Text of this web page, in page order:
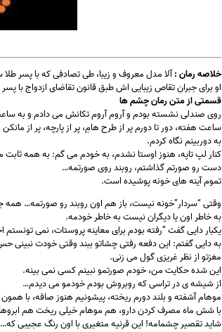
خلاصه رمان :آلا مدل معروف و زیبا، طی تصادفی که با پسر
او برای جبران تقاص زیبایی اش طبق قانون تقاضای ازدواج با پسر
قسمتی از متن رمان چشم ها
روی صندلی نشسته بودم و آروم آروم تکانش می دادم و به
ساعت هفته، دور تا دورم پر از طرح هامِ، پر از پارچه، پر از
به دوربینم نگاه کردم.
کنار لپ تاپه، هنوز اوستا نشدم، به خودم می گم: به همه
دست رو صورتم گذاشتم، روبند روی صورتمه…
تموم آینه های خونه پوشیده است.
وقتی “سردار”خونه نیست، باز هم اون روبند رو صورتمه… همه
به خاطر اون یا دیگران نیست به خاطر خودمه.
یکبار دایی گفت “رفته بودم برای معاینه پروستات، نمی
به دایی گفتم: این دفعه رفتی چشاتو ببند وقتی خودت نبینی
مغزتو از نظر غریزی گول می زنی.
این شده حکایت من، خودم صورتمو نبینم کسی نمی بینه.
از شیشه ی در تراسی که روبروش بودم خودمو می دیدم…
موهام آشفته و بلند دورم ریخته، پیشونیم هنوز صافه، با
با شش ماه مصرف کردن دارو، هم موهام خیلی ریخت هم
شاید تقصیر چشمامه! این قرنیه متغیری با اون رنگ عجیبی که…